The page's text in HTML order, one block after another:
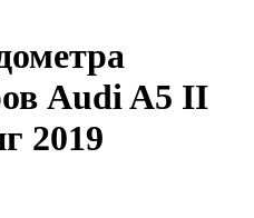
Audi A5 II
2019